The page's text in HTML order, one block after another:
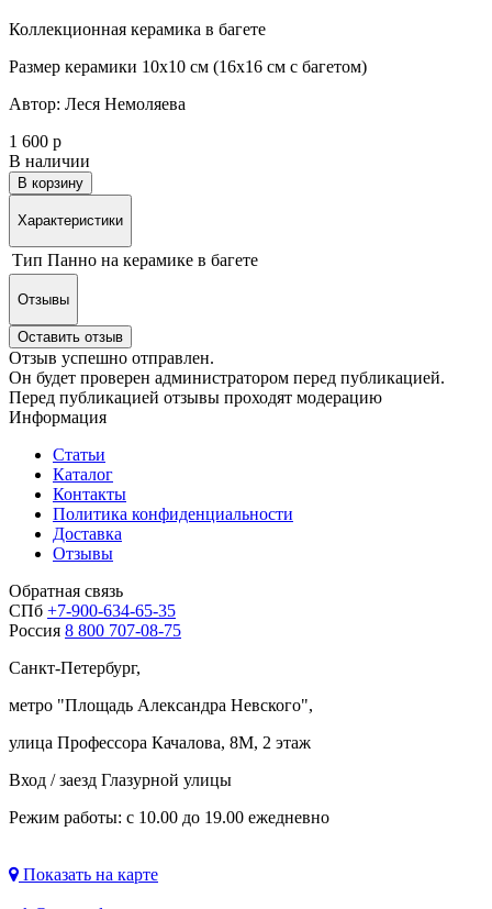
Коллекционная керамика в багете
Размер керамики 10х10 см (16х16 см с багетом)
Автор: Леся Немоляева
1 600 р
В наличии
В корзину
Характеристики
Тип Панно на керамике в багете
Отзывы
Оставить отзыв
Отзыв успешно отправлен.
Он будет проверен администратором перед публикацией.
Перед публикацией отзывы проходят модерацию
Информация
Статьи
Каталог
Контакты
Политика конфиденциальности
Доставка
Отзывы
Обратная связь
СПб +7-900-634-65-35
Россия 8 800 707-08-75
Санкт-Петербург,
метро "Площадь Александра Невского",
улица Профессора Качалова, 8М, 2 этаж
Вход / заезд Глазурной улицы
Режим работы: с 10.00 до 19.00 ежедневно
Показать на карте